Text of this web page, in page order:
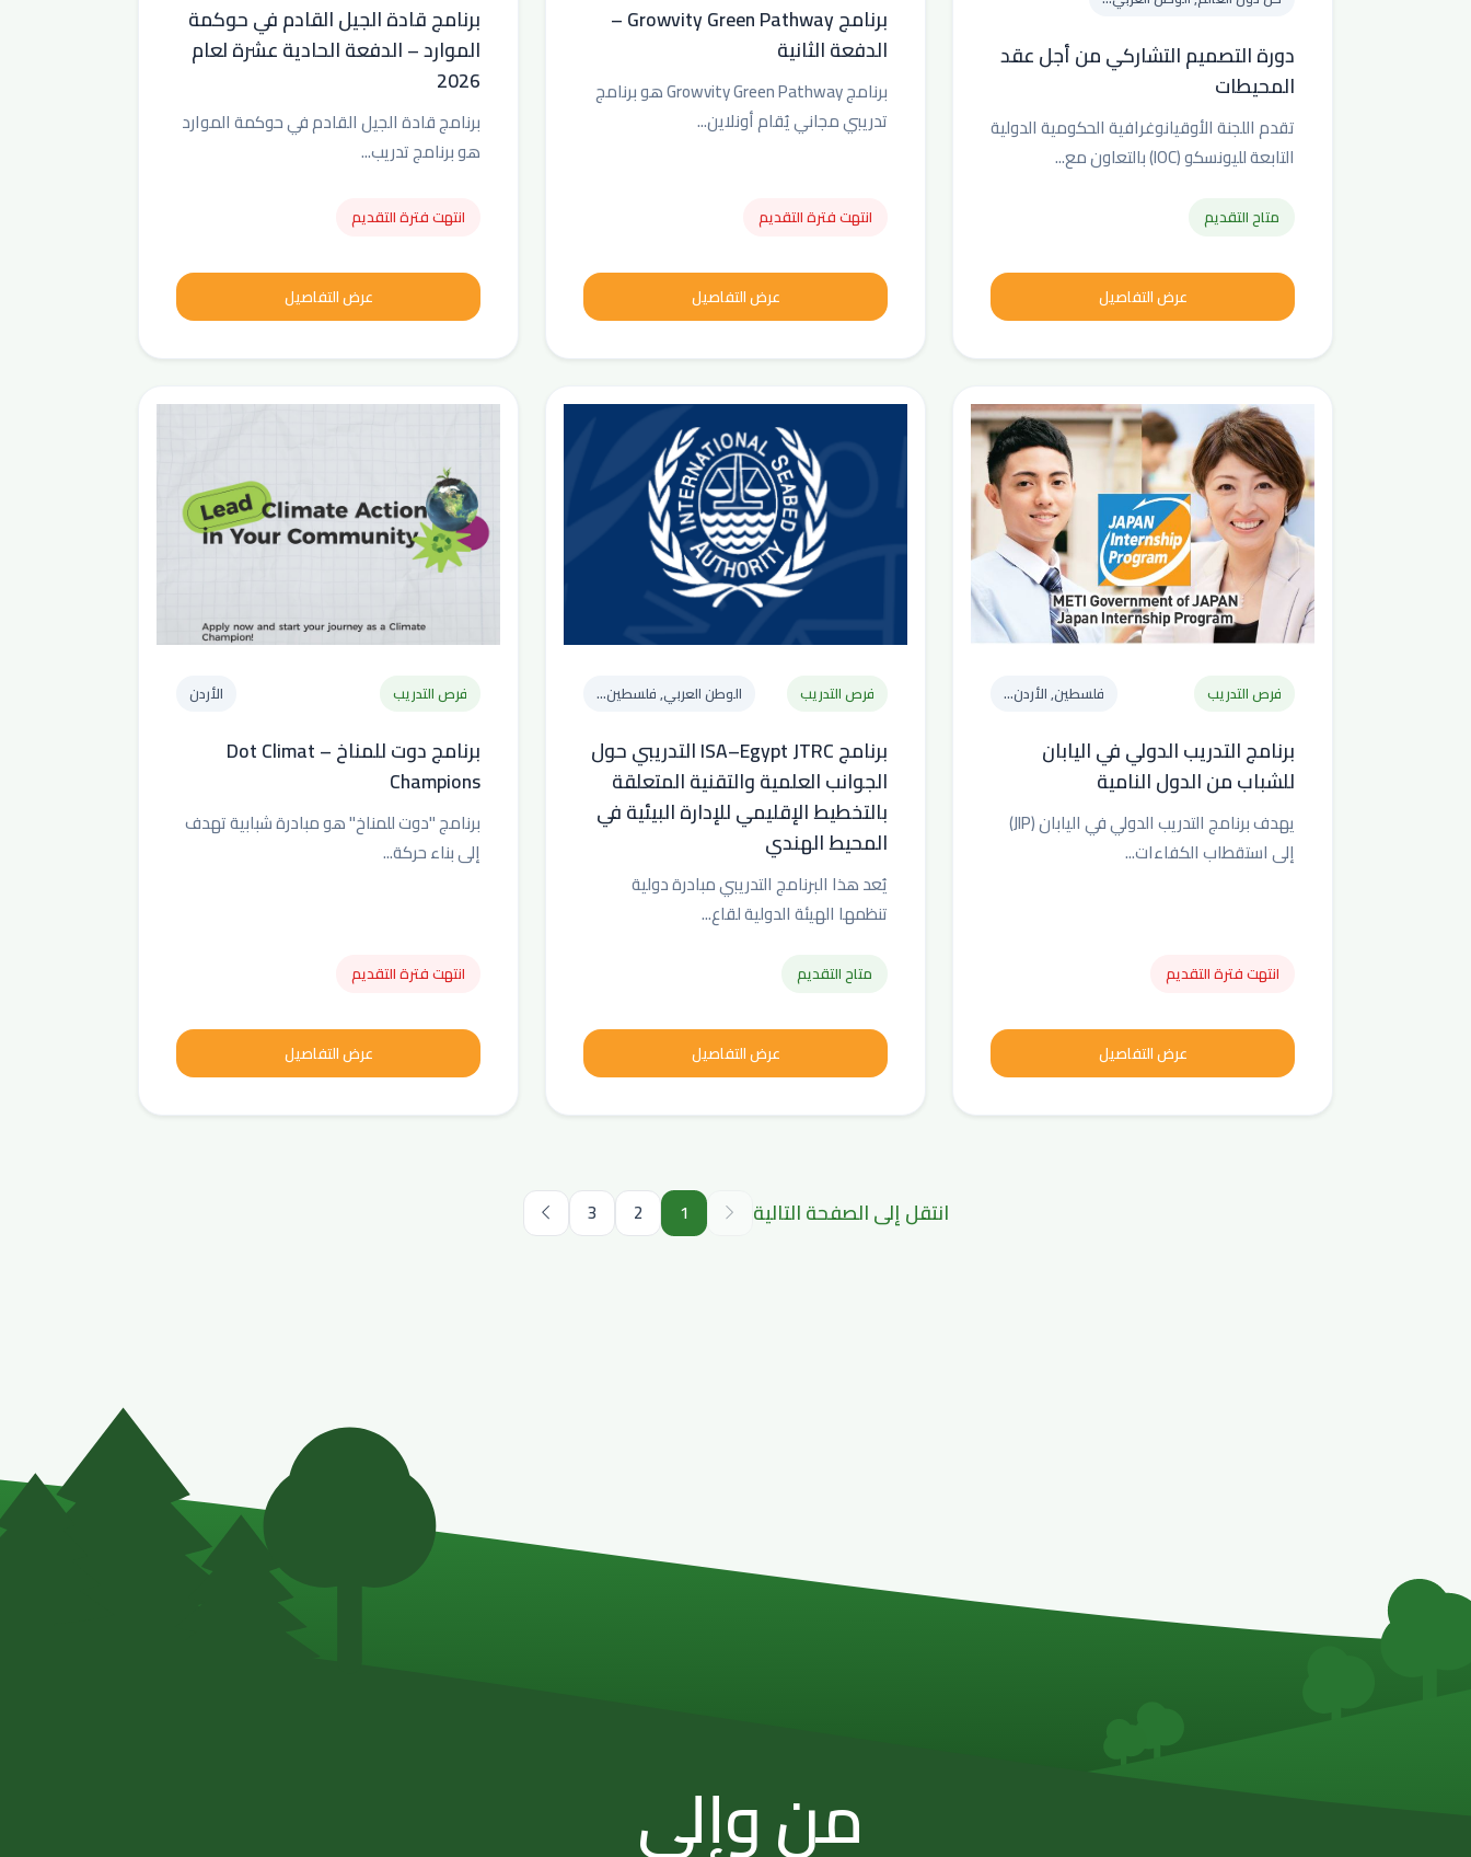
دورة التصميم التشاركي من أجل عقد
المحيطات
تقدم اللجنة الأوقيانوغرافية الحكومية الدولية
التابعة لليونسكو (IOC) بالتعاون مع...
متاح التقديم
عرض التفاصيل
برنامج Growvity Green Pathway –
الدفعة الثانية
برنامج Growvity Green Pathway هو برنامج
تدريبي مجاني يُقام أونلاين...
انتهت فترة التقديم
عرض التفاصيل
برنامج قادة الجيل القادم في حوكمة
الموارد – الدفعة الحادية عشرة لعام
2026
برنامج قادة الجيل القادم في حوكمة الموارد
هو برنامج تدريب...
انتهت فترة التقديم
عرض التفاصيل
فرص التدريب فلسطين, الأردن...
برنامج التدريب الدولي في اليابان
للشباب من الدول النامية
يهدف برنامج التدريب الدولي في اليابان (JIP)
إلى استقطاب الكفاءات...
انتهت فترة التقديم
عرض التفاصيل
فرص التدريب الوطن العربي, فلسطين...
برنامج ISA–Egypt JTRC التدريبي حول
الجوانب العلمية والتقنية المتعلقة
بالتخطيط الإقليمي للإدارة البيئية في
المحيط الهندي
يُعد هذا البرنامج التدريبي مبادرة دولية
تنظمها الهيئة الدولية لقاع...
متاح التقديم
عرض التفاصيل
فرص التدريب الأردن
برنامج دوت للمناخ – Dot Climat
Champions
برنامج "دوت للمناخ" هو مبادرة شبابية تهدف
إلى بناء حركة...
انتهت فترة التقديم
عرض التفاصيل
انتقل إلى الصفحة التالية 1
2
3
من وإلى